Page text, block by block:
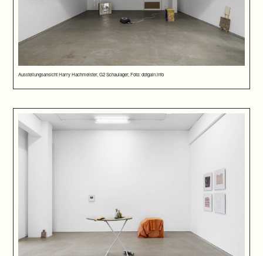
Ausstellungsansicht Harry Hachmeister, G2 Schaulager, Foto: dotgain.info